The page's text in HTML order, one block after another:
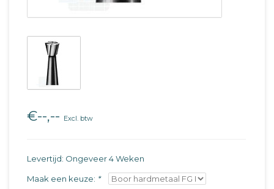
€--,-- Excl. btw
Levertijd: Ongeveer 4 Weken
Maak een keuze: *